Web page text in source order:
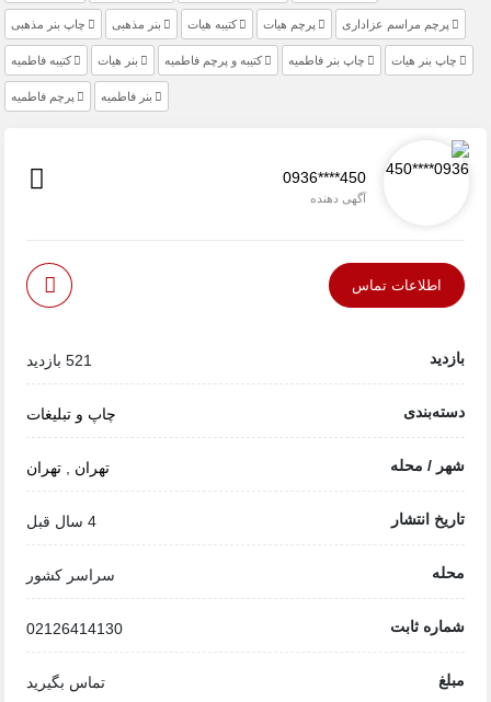
پرچم مراسم عزاداری پرچم هیات کتیبه هیات بنر مذهبی چاپ بنر مذهبی
چاپ بنر هیات چاپ بنر فاطمیه کتیبه و پرچم فاطمیه بنر هیات کتیبه فاطمیه
بنر فاطمیه پرچم فاطمیه
0936****450
آگهی دهنده
اطلاعات تماس
بازدید 521 بازدید
دسته‌بندی چاپ و تبلیغات
شهر / محله تهران تهران
تاریخ انتشار 4 سال قبل
محله سراسر کشور
شماره ثابت 02126414130
مبلغ تماس بگیرید